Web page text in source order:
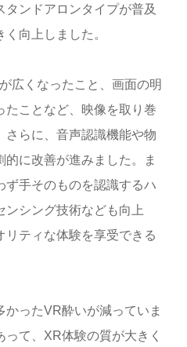
タンドアロンタイプが普及
向上しました。
広くなったこと、画面の明
たことなど、映像を取り巻
さらに、音声認識機能や物
に改善が進みました。ま
ず手そのものを認識するハ
ンシング技術なども向上
リティな体験を享受できる
かったVR酔いが減っていま
て、XR体験の質が大きく